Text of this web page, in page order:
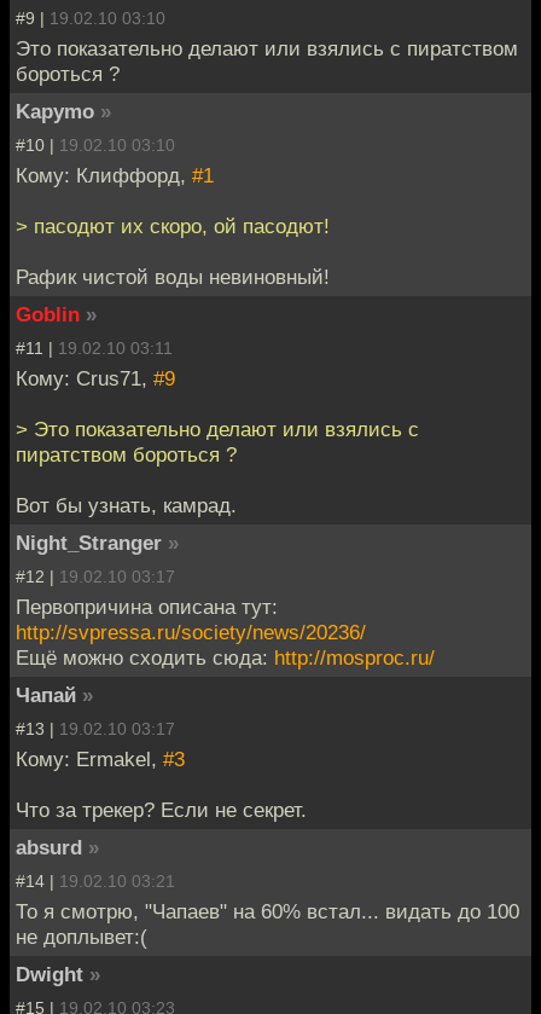
#9 | 19.02.10 03:10
Это показательно делают или взялись с пиратством
бороться ?
Kapymo »
#10 | 19.02.10 03:10
Кому: Клиффорд, #1
> пасодют их скоро, ой пасодют!
Рафик чистой воды невиновный!
Goblin »
#11 | 19.02.10 03:11
Кому: Crus71, #9
> Это показательно делают или взялись с
пиратством бороться ?
Вот бы узнать, камрад.
Night_Stranger »
#12 | 19.02.10 03:17
Первопричина описана тут:
http://svpressa.ru/society/news/20236/
Ещё можно сходить сюда: http://mosproc.ru/
Чапай »
#13 | 19.02.10 03:17
Кому: Ermakel, #3
Что за трекер? Если не секрет.
absurd »
#14 | 19.02.10 03:21
То я смотрю, "Чапаев" на 60% встал... видать до 100
не доплывет:(
Dwight »
#15 | 19.02.10 03:23